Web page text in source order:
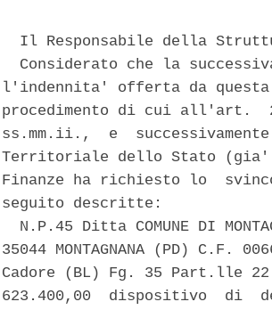
Il Responsabile della
Considerato che la
l'indennita' offerta da
procedimento di cui all'art.
ss.mm.ii.,  e
Territoriale dello Stato (gia'
Finanze ha richiesto lo
seguito descritte:
N.P.45 Ditta COMUNE DI
35044 MONTAGNANA (PD) C.F.
Cadore (BL) Fg. 35 Part.lle
623.400,00  dispositivo  di